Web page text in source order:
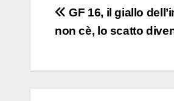
Navigazione
articoli
GF 16, il giallo
non cè, lo scatto